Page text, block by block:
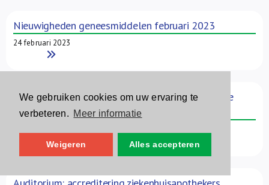
We gebruiken cookies om uw ervaring te
verbeteren. Meer informatie
Weigeren Alles accepteren
Nieuwigheden geneesmiddelen februari 2023
24 februari 2023
Read More
Finasteride bij alopecie: signalen van ongewenste
effecten
Read More